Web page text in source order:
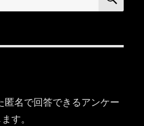
匿名で回答できるアンケー
す。